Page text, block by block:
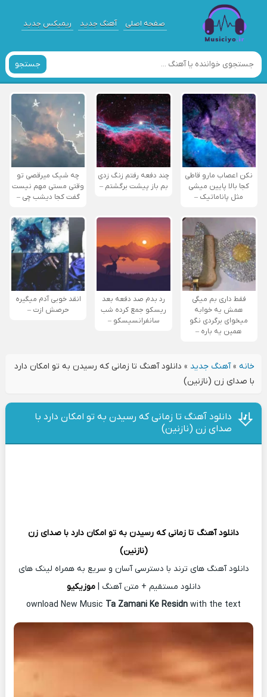
صفحه اصلی آهنگ جدید ریمیکس جدید
جستجو
نکن اعصاب مارو قاطی
کجا بالا پایین میشی
مثل پاناماتیک –
چند دفعه رفتم زنگ زدی
بم باز پیشت برگشتم –
چه شیک میرقصی تو
وقتی مستی مهم نیست
گفت کجا دیشب چی –
فقط داری بم میگی
همش یه خوابه
میخوای برگردی نگو
همین یه باره –
رد بدم صد دفعه بعد
ریسکو جمع کرده شب
سانفرانسیسکو –
انقد خوبی آدم میگیره
حرصش ازت –
خانه»آهنگ جدید » دانلود آهنگ تا زمانی که رسیدن به تو امکان دارد
با صدای زن (نازنین)
دانلود آهنگ تا زمانی که رسیدن به تو امکان دارد با
صدای زن (نازنین)
دانلود آهنگ تا زمانی که رسیدن به تو امکان دارد با صدای زن
(نازنین)
دانلود آهنگ های ترند با دسترسی آسان و سریع به همراه لینک های
دانلود مستقیم + متن آهنگ | موزیکیو
ownload New Music Ta Zamani Ke Residn with the text